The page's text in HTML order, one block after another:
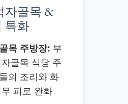
자골목 &
특화
목 주방장: 부
골목 식당 주
의 조리와 화
피로 완화